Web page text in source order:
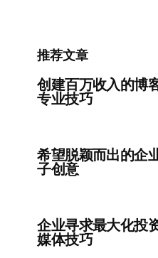
推荐文章
创建百万收入的博
专业技巧
希望脱颖而出的企
子创意
企业寻求最大化投
媒体技巧